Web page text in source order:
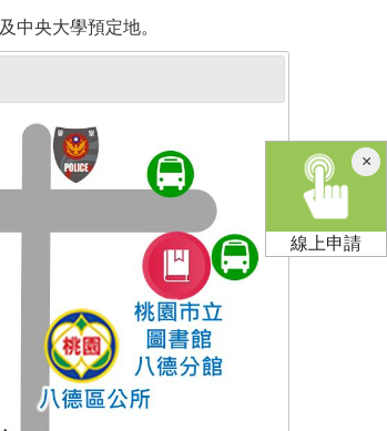
中央大學預定地。
×關
閉
線上申請